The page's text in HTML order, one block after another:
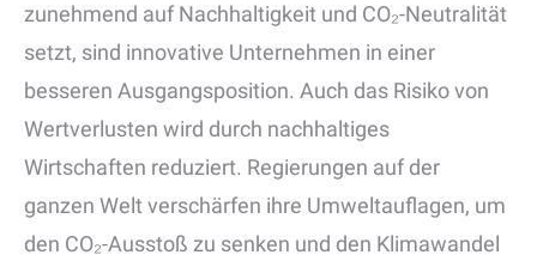
zunehmend auf Nachhaltigkeit und CO₂-Neutralität
setzt, sind innovative Unternehmen in einer
besseren Ausgangsposition. Auch das Risiko von
Wertverlusten wird durch nachhaltiges
Wirtschaften reduziert. Regierungen auf der
ganzen Welt verschärfen ihre Umweltauflagen, um
den CO₂-Ausstoß zu senken und den Klimawandel